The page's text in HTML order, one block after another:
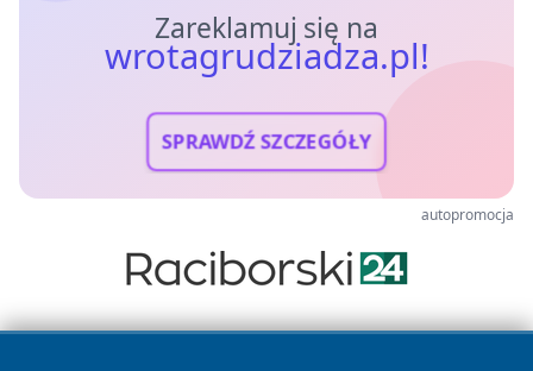
Zareklamuj się na
wrotagrudziadza.pl!
SPRAWDŹ SZCZEGÓŁY
autopromocja